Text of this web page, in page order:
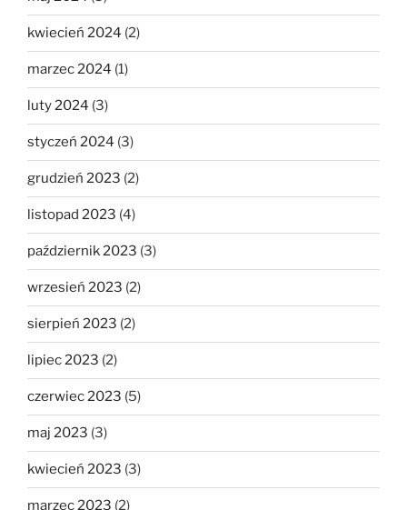
kwiecień 2024 (2)
marzec 2024 (1)
luty 2024 (3)
styczeń 2024 (3)
grudzień 2023 (2)
listopad 2023 (4)
październik 2023 (3)
wrzesień 2023 (2)
sierpień 2023 (2)
lipiec 2023 (2)
czerwiec 2023 (5)
maj 2023 (3)
kwiecień 2023 (3)
marzec 2023 (2)